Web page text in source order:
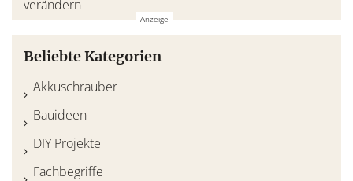
Beliebte Kategorien
Akkuschrauber
Bauideen
DIY Projekte
Fachbegriffe